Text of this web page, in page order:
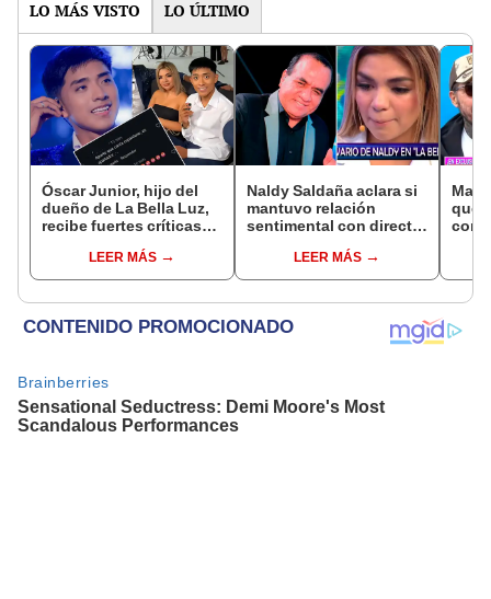
LO MÁS VISTO LO ÚLTIMO
Óscar Junior, hijo del
dueño de La Bella Luz,
recibe fuertes críticas
Naldy Saldaña:
“Apañador”
LEER MÁS
Naldy Saldaña aclara si
mantuvo relación
sentimental con director
denunciarlo por
tocamientos: “Me
LEER MÁS
que
con